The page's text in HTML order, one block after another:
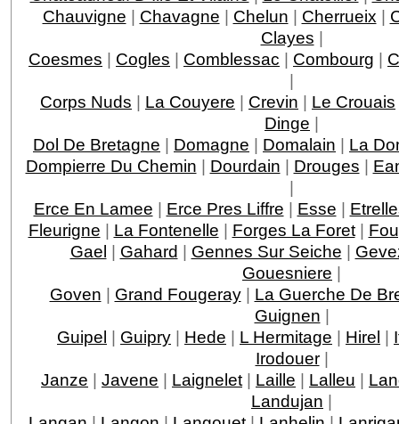
Chauvigne | Chavagne | Chelun | Cherrueix |
Clayes |
Coesmes | Cogles | Comblessac | Combourg |
|
Corps Nuds | La Couyere | Crevin | Le Crouais
Dinge |
Dol De Bretagne | Domagne | Domalain | La
Dompierre Du Chemin | Dourdain | Drouges |
|
Erce En Lamee | Erce Pres Liffre | Esse |
Fleurigne | La Fontenelle | Forges La Foret|
Gael | Gahard | Gennes Sur Seiche |
Gouesniere |
Goven | Grand Fougeray| La Guerche De
Guignen |
Guipel | Guipry | Hede | L Hermitage | Hirel |
Irodouer|
Janze | Javene | Laignelet | Laille | Lalleu |
Landujan |